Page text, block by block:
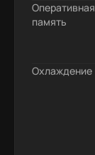
Оперативная
память
Охлаждение